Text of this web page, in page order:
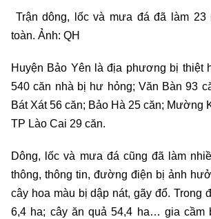
Trận dông, lốc và mưa đá đã làm 23
toàn. Ảnh: QH
Huyện Bảo Yên là địa phương bị thiệt
540 căn nhà bị hư hỏng; Văn Bàn 93
Bát Xát 56 căn; Bảo Hà 25 căn; Mường
TP Lào Cai 29 căn.
Dông, lốc và mưa đá cũng đã làm
thông, thông tin, đường điện bị ảnh
cây hoa màu bị dập nát, gãy đổ. Trong
6,4 ha; cây ăn quả 54,4 ha… gia cầm